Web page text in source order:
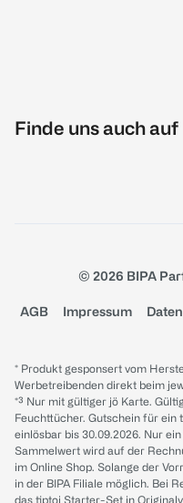
Finde uns auch auf
© 2026 BIPA
AGB Impressum
* Produkt gesponsert vom
Werbetreibenden direkt beim
*³ Nur mit gültiger jö Karte.
Feuchttücher. Gutschein für ein
einlösbar bis 30.09.2026. Nur
Sammelwert wird auf der
im Online Shop. Solange der
in der BIPA Filiale möglich. Bei
das tiptoi Starter-Set in